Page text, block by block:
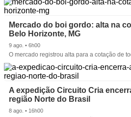
Mercado do boi gordo: alta na
Belo Horizonte, MG
9 ago. • 6h00
O mercado registrou alta para a cotação de
A expedição Circuito Cria
região Norte do Brasil
8 ago. • 16h00